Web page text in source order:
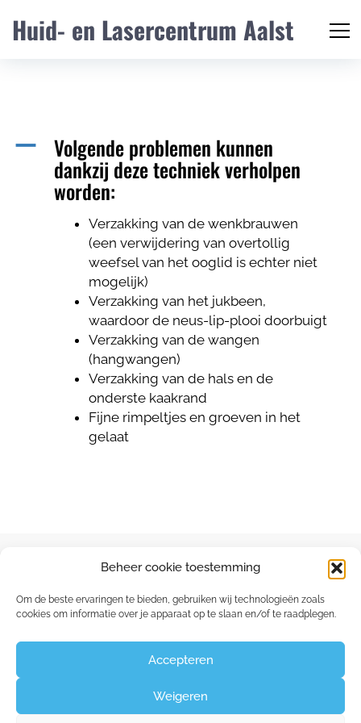
Beheer cookie toestemming
Om de beste ervaringen te bieden, gebruiken wij technologieën zoals
cookies om informatie over je apparaat op te slaan en/of te raadplegen.
Accepteren
Weigeren
Huid- en Lasercentrum Aalst
A Volgende problemen kunnen
dankzij deze techniek verholpen
worden:
Verzakking van de wenkbrauwen
(een verwijdering van overtollig
weefsel van het ooglid is echter niet
mogelijk)
Verzakking van het jukbeen,
waardoor de neus-lip-plooi doorbuigt
Verzakking van de wangen
(hangwangen)
Verzakking van de hals en de
onderste kaakrand
Fijne rimpeltjes en groeven in het
gelaat
Capucienenlaan 35 - 9300 Aalst
©2026Huid- en Lasercentrum Aalst|Privacy &